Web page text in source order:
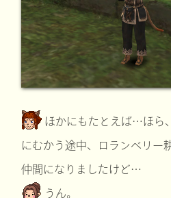
ほかにもたとえば…ほら
にむかう途中、ロランベリー
仲間になりましたけど…
うん。